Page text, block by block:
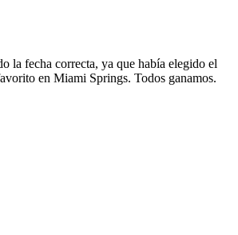
la fecha correcta, ya que había elegido el
en Miami Springs. Todos ganamos.